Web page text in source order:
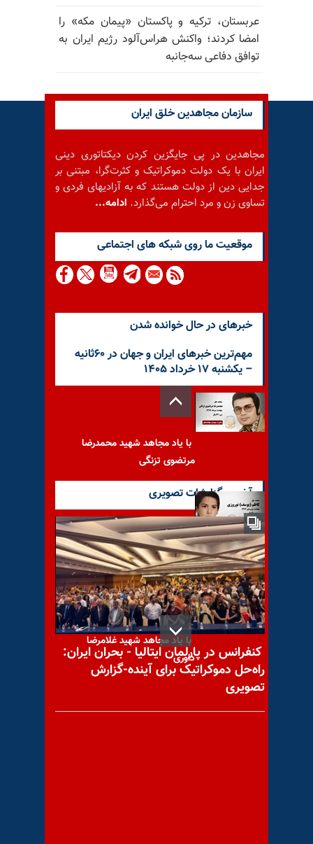
عربستان، ترکیه و پاکستان «پیمان مکه» را
امضا کردند؛ واکنش هراس‌آلود رژیم ایران به
توافق دفاعی سه‌جانبه
سازمان مجاهدین خلق ایران
مجاهدین در پی جایگزین کردن دیکتاتوری دینی
ایران با یک دولت دموکراتیک و کثرت‌گرا، مبتنی بر
جدایی دین از دولت هستند که به آزادیهای فردی و
تساوی زن و مرد احترام می‌گذارد. ادامه...
موقعيت ما روى شبكه هاى اجتماعى
خبرهای در حال خوانده شدن
مهم‌ترین خبرهای ایران و جهان در ۶۰ثانیه
– یکشنبه ۱۷ خرداد ۱۴۰۵
با یاد مجاهد شهید محمدرضا
مرتضوی تزنگی
با یاد مجاهد شهید کاظم
(یوسف) نوروزی (کنعانی)
با یاد مجاهد شهید غلامرضا
داوری
آخرین گزارشات تصویری
کنفرانس در پارلمان ایتالیا - بحران ایران:
راه‌حل دموکراتیک برای آینده-گزارش
تصویری